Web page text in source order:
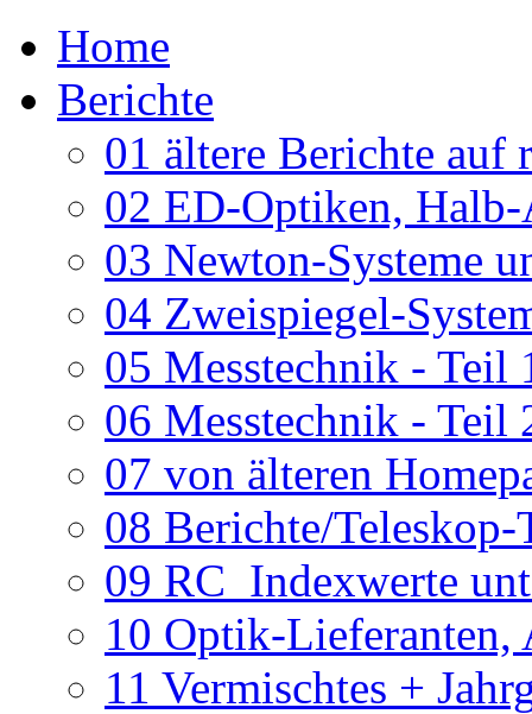
Home
Berichte
01 ältere Berichte auf
02 ED-Optiken, Halb-
03 Newton-Systeme
04 Zweispiegel-
05 Messtechnik - Teil
06 Messtechnik - Teil
07 von älteren
08 Berichte/
09 RC_Indexwerte
10 Optik-Lieferanten,
11 Vermischtes +